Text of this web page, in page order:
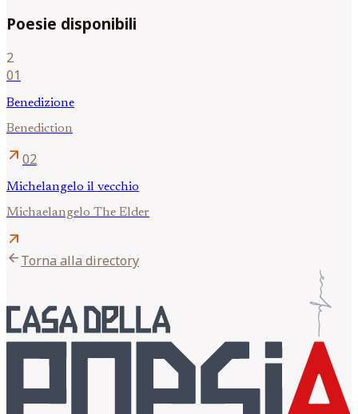
Poesie disponibili
2
01
Benedizione
Benediction
arrow_outward 02
Michelangelo il vecchio
Michaelangelo The Elder
arrow_outward
arrow_backTorna alla directory